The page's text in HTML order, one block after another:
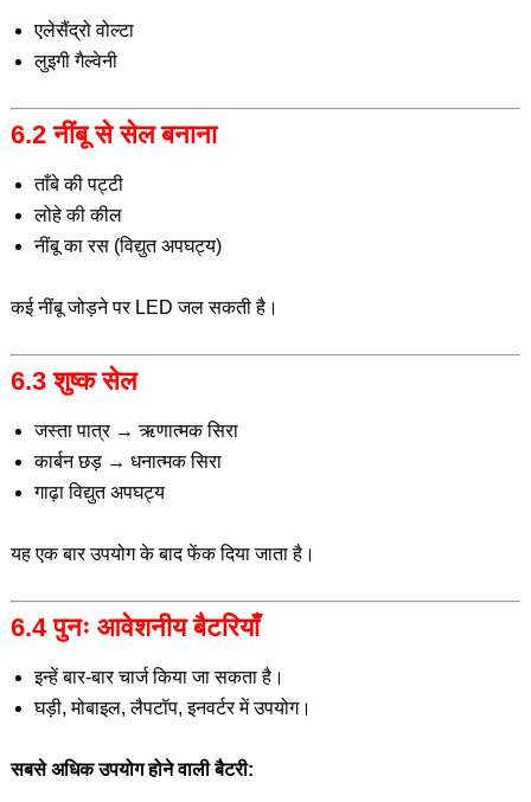
एलेसैंद्रो वोल्टा
लुइगी गैल्वेनी
6.2 नींबू से सेल बनाना
ताँबे की पट्टी
लोहे की कील
नींबू का रस (विद्युत अपघट्य)
कई नींबू जोड़ने पर LED जल सकती है।
6.3 शुष्क सेल
जस्ता पात्र → ऋणात्मक सिरा
कार्बन छड़ → धनात्मक सिरा
गाढ़ा विद्युत अपघट्य
यह एक बार उपयोग के बाद फेंक दिया जाता है।
6.4 पुनः आवेशनीय बैटरियाँ
इन्हें बार-बार चार्ज किया जा सकता है।
घड़ी, मोबाइल, लैपटॉप, इनवर्टर में उपयोग।
सबसे अधिक उपयोग होने वाली बैटरी: